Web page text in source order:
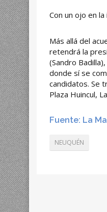
Con un ojo en
Más allá del
retendrá la
(Sandro
donde sí se
candidatos. Se
Plaza Huincul,
Fuente: La
NEUQUÉN